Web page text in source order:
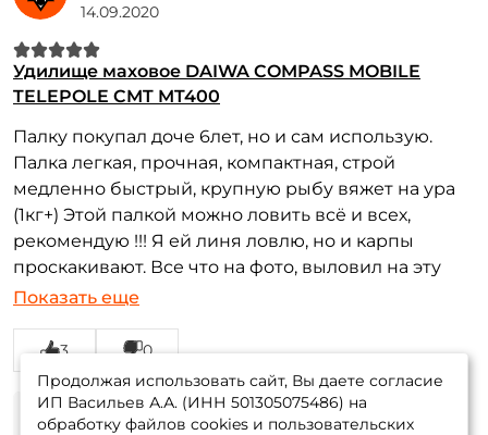
14.09.2020
Удилище маховое DAIWA COMPASS MOBILE
TELEPOLE CMT MT400
Палку покупал доче 6лет, но и сам использую.
Палка легкая, прочная, компактная, строй
медленно быстрый, крупную рыбу вяжет на ура
(1кг+) Этой палкой можно ловить всё и всех,
рекомендую !!! Я ей линя ловлю, но и карпы
проскакивают. Все что на фото, выловил на эту
палку. Думаю прикупить еще и 5 метровую.
Недостатки:Нет
Показать еще
3
0
Продолжая использовать сайт, Вы даете согласие
ИП Васильев А.А. (ИНН 501305075486) на
обработку файлов cookies и пользовательских